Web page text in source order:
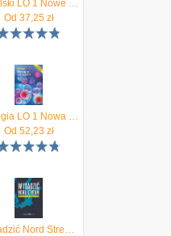
J. Polski LO 1 Nowe Ponad słowami cz.1 podr ZPiR
Od 37,25zł
Biologia LO 1 Nowa Biologia na czasie podr ZR
Od 52,23 zł
Wysadzić Nord Stream. Sabotaż, który wstrząsnął światem - Bojan Pancevski